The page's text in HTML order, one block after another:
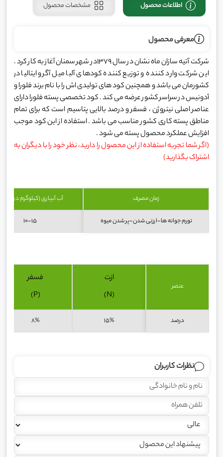
اطلاعات محصول مشخصات محصول
معرفی محصول
شرکت آتیه ‌سازان ماه ‌نشان در سال 1379در شهر سمنان آغاز به کار کرد .
این شرکت وارد کننده و توزیع کننده کودهای آلبا میل آگرو ایتالیا در
کشورمان می باشد و همچنین کود های تولیدی اش را با نام برند فلورا و
آدونیس در سراسر کشور عرضه می کند . کود تخصصی پسته فلورا دارای
عناصر اصلی نیتروژن ، فسفر و درصد بالایی پتاسیم است که برای تمام
مناطق پسته کاری کشور مناسب می باشد . استفاده از این کود موجب
افزایش عملکرد محصول پسته می شود .
(اگر شما تجربه استفاده از این محصول را دارید، نظر خود را با دیگران به
اشتراک بگذارید)
زمان مصرف آب آبیاری (کیلوگرم در
تورم جوانه ها-ارزنی شدن-پر شدن میوه 10-15
عنصر
ازت
(N)
فسفر
(P)
درصد 15%
8%
نظرات کاربران